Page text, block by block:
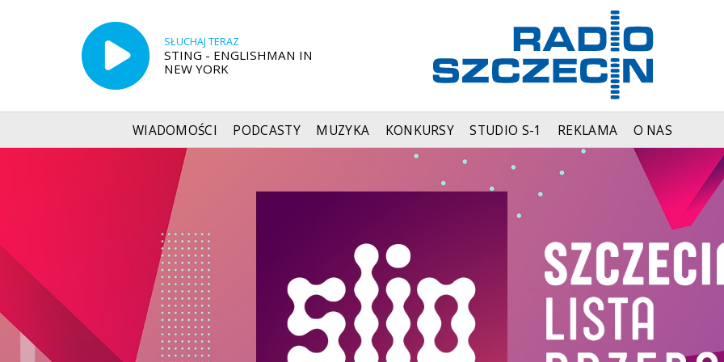
SŁUCHAJ TERAZ
STING - ENGLISHMAN IN
NEW YORK
WIADOMOŚCI PODCASTY MUZYKA KONKURSY STUDIO S-1 REKLAMA O NAS